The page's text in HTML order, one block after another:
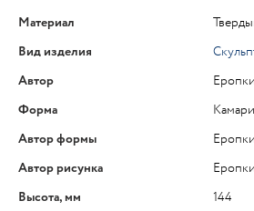
Материал
Вид изделия
Автор
Форма
Автор формы
Автор рисунка
Высота, мм
144